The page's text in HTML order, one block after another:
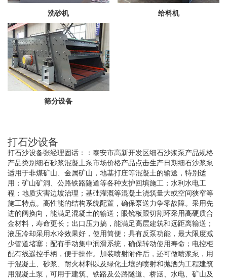
洗砂机 给料机
筛分设备
打石沙设备
打石沙设备张经理固话：：泰安市高新开发区细石沙浆泵产品规格
产品类别细石砂浆混凝土泵市场价格产品点击生产日期细石沙浆泵
适用于非煤矿山、金属矿山，地基打庄等混凝土的输送，特别适
用；矿山矿洞、公路铁路隧道等各种支护回填施工；水利水电工
程；地质灾害边坡治理；基础灌溉等混凝土浇筑量大或空间狭窄等
施工特点。高性能的结构系统配置，确保泵送力争零故障。采用先
进的阀换向，能满足混凝土的输送；眼镜板跟切割环采用高硬质合
金材料，寿命更长；出口压力搞，能满足高层建筑和远距离输送；
液压冷却采用水冷效果好，使用简便；具有反泵功能，最大限度减
少管道堵塞；配有手动集中润滑系统，确保转动使用寿命；电控柜
配有线遥控手柄，便于操作。加装喷射附件后，还可做喷浆泵，用
于混凝土、砂浆、耐火材料以及绿化土壤的喷射和抛洒为工程建筑
用混凝土泵，可用于建筑、铁路及公路隧道、桥涵、水电、矿山及